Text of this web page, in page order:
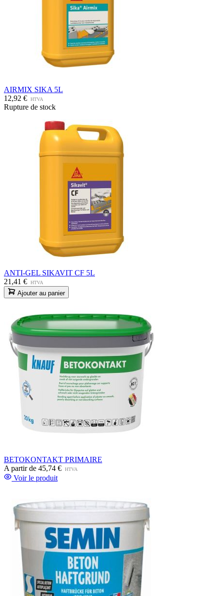
AIRMIX SIKA 5L
12,92 €
HTVA
Rupture de stock
ANTI-GEL SIKAVIT CF 5L
21,41 €
HTVA
Ajouter au panier
BETOKONTAKT PRIMAIRE
A partir de 45,74 € HTVA
Voir le produit